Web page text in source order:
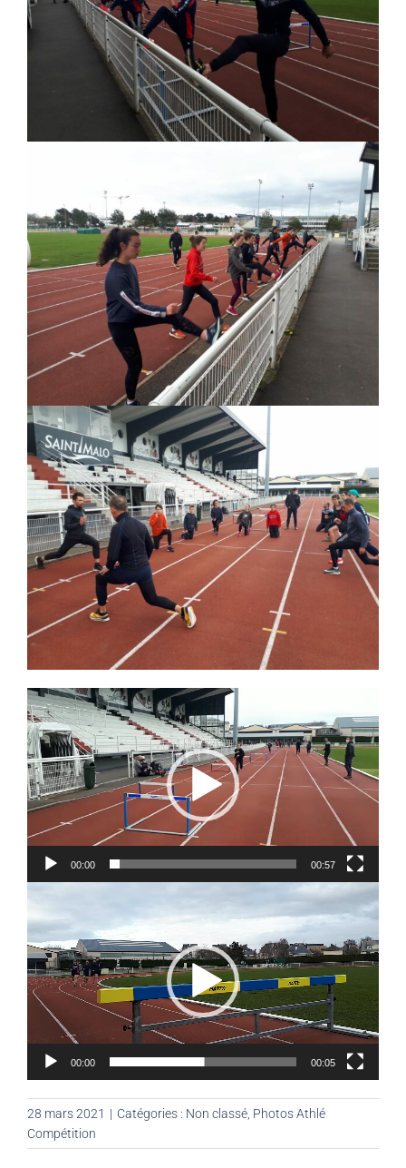
Lecteur
vidéo
00:00 00:57
vidéo
00:00 00:05
28 mars 2021 | Catégories : Non classé Photos Athlé
Compétition